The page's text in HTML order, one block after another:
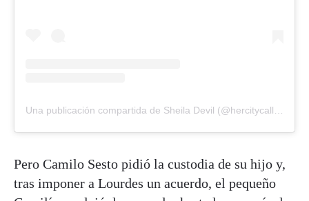
Una publicación compartida de Sheila Devil (@hercitycallale)
Pero Camilo Sesto pidió la custodia de su hijo y,
tras imponer a Lourdes un acuerdo, el pequeño